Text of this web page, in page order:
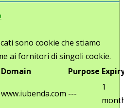
sono cookie che stiamo
ai fornitori di singoli cookie.
Domain Purpose
www.iubenda.com ---
1